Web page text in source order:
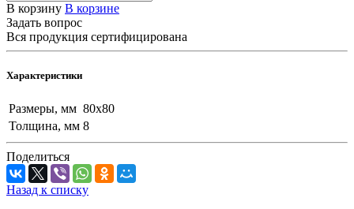
В корзину В корзине
Задать вопрос
Вся продукция сертифицирована
Характеристики
Размеры, мм 80x80
Толщина, мм 8
Поделиться
Назад к списку